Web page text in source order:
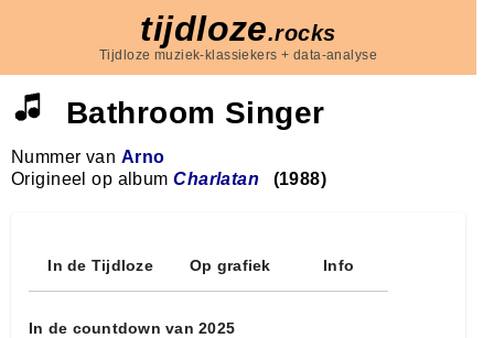
tijdloze.rocks
Tijdloze muziek-klassiekers + data-analyse
Bathroom Singer
Nummer van Arno
Origineel op albumCharlatan (1988)
In de Tijdloze Op grafiek Info
In de countdown van 2025